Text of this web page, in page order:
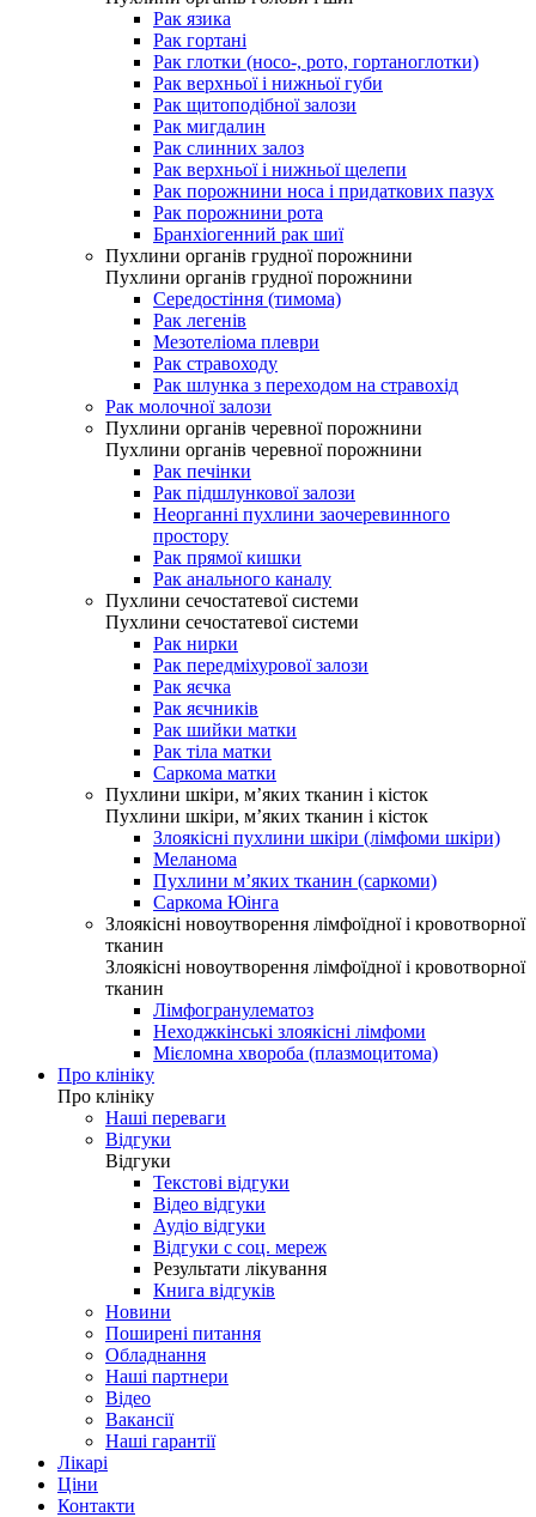
Рак язика
Рак гортані
Рак глотки (носо-, рото, гортаноглотки)
Рак верхньої і нижньої губи
Рак щитоподібної залози
Рак мигдалин
Рак слинних залоз
Рак верхньої і нижньої щелепи
Рак порожнини носа і придаткових пазух
Рак порожнини рота
Бранхіогенний рак шиї
Пухлини органів грудної порожнини
Пухлини органів грудної порожнини
Середостіння (тимома)
Рак легенів
Мезотеліома плеври
Рак стравоходу
Рак шлунка з переходом на стравохід
Рак молочної залози
Пухлини органів черевної порожнини
Пухлини органів черевної порожнини
Рак печінки
Рак підшлункової залози
Неорганні пухлини заочеревинного
простору
Рак прямої кишки
Рак анального каналу
Пухлини сечостатевої системи
Пухлини сечостатевої системи
Рак нирки
Рак передміхурової залози
Рак яєчка
Рак яєчників
Рак шийки матки
Рак тіла матки
Саркома матки
Пухлини шкіри, м’яких тканин і кісток
Пухлини шкіри, м’яких тканин і кісток
Злоякісні пухлини шкіри (лімфоми шкіри)
Меланома
Пухлини м’яких тканин (саркоми)
Саркома Юінга
Злоякісні новоутворення лімфоїдної і кровотворної
тканин
Злоякісні новоутворення лімфоїдної і кровотворної
тканин
Лімфогранулематоз
Неходжкінські злоякісні лімфоми
Мієломна хвороба (плазмоцитома)
Про клініку
Про клініку
Наші переваги
Відгуки
Відгуки
Текстові відгуки
Відео відгуки
Аудіо відгуки
Відгуки с соц. мереж
Результати лікування
Книга відгуків
Новини
Поширені питання
Обладнання
Наші партнери
Відео
Вакансії
Наші гарантії
Лікарі
Ціни
Контакти